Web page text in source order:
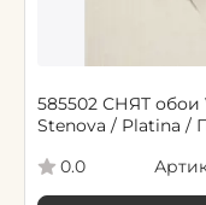
585502 СНЯТ обои
Stenova / Platina /
0.0